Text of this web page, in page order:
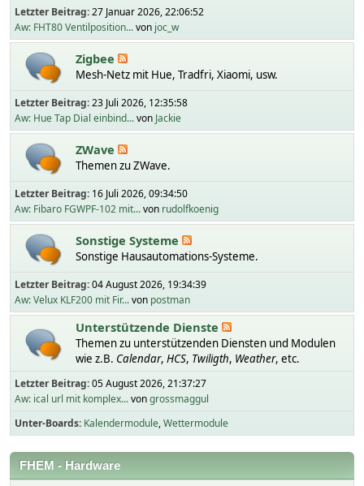
Letzter Beitrag:27 Januar 2026, 22:06:52
Aw: FHT80 Ventilposition...von joc_w
Zigbee
Mesh-Netz mit Hue, Tradfri, Xiaomi, usw.
Letzter Beitrag:23 Juli 2026, 12:35:58
Aw: Hue Tap Dial einbind...von Jackie
ZWave
Themen zu ZWave.
Letzter Beitrag: 16 Juli 2026, 09:34:50
Aw: Fibaro FGWPF-102 mit...von rudolfkoenig
Sonstige Systeme
Sonstige Hausautomations-Systeme.
Letzter Beitrag:04 August 2026, 19:34:39
Aw: Velux KLF200 mit Fir...von postman
Unterstützende Dienste
Themen zu unterstützenden Diensten und Modulen
wie z.B. Calendar, HCS, Twiligth, Weather, etc.
Letzter Beitrag:05 August 2026, 21:37:27
Aw: ical url mit komplex...vongrossmaggul
Unter-Boards Kalendermodule Wettermodule
FHEM - Hardware